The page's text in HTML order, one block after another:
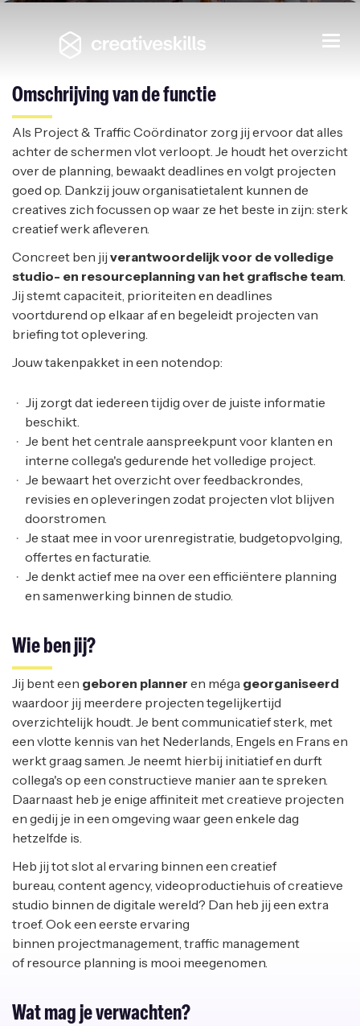
Project & Traffic Coördinator
Omschrijving van de functie
Als Project & Traffic Coördinator zorg jij ervoor dat alles
achter de schermen vlot verloopt. Je houdt het overzicht
over de planning, bewaakt deadlines en volgt projecten
goed op. Dankzij jouw organisatietalent kunnen de
creatives zich focussen op waar ze het beste in zijn: sterk
creatief werk afleveren.
Concreet ben jij verantwoordelijk voor de volledige
studio- en resourceplanning van het grafische team.
Jij stemt capaciteit, prioriteiten en deadlines
voortdurend op elkaar af en begeleidt projecten van
briefing tot oplevering.
Jouw takenpakket in een notendop:
Jij zorgt dat iedereen tijdig over de juiste informatie
beschikt.
Je bent het centrale aanspreekpunt voor klanten en
interne collega's gedurende het volledige project.
Je bewaart het overzicht over feedbackrondes,
revisies en opleveringen zodat projecten vlot blijven
doorstromen.
Je staat mee in voor urenregistratie, budgetopvolging,
offertes en facturatie.
Je denkt actief mee na over een efficiëntere planning
en samenwerking binnen de studio.
Wie ben jij?
Jij bent een geboren planner en méga georganiseerd
waardoor jij meerdere projecten tegelijkertijd
overzichtelijk houdt. Je bent communicatief sterk, met
een vlotte kennis van het Nederlands, Engels en Frans en
werkt graag samen. Je neemt hierbij initiatief en durft
collega's op een constructieve manier aan te spreken.
Daarnaast heb je enige affiniteit met creatieve projecten
en gedij je in een omgeving waar geen enkele dag
hetzelfde is.
Heb jij tot slot al ervaring binnen een creatief
bureau, content agency, videoproductiehuis of creatieve
studio binnen de digitale wereld? Dan heb jij een extra
troef. Ook een eerste ervaring
binnen projectmanagement, traffic management
of resource planning is mooi meegenomen.
Wat mag je verwachten?